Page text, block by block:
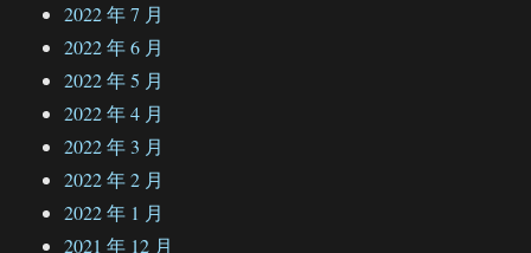
2022 年 7 月
2022 年 6 月
2022 年 5 月
2022 年 4 月
2022 年 3 月
2022 年 2 月
2022 年 1 月
2021 年 12 月